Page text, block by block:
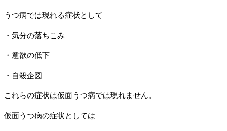
うつ病では現れる症状として
・気分の落ちこみ
・意欲の低下
・自殺企図
これらの症状は仮面うつ病では現れません。
仮面うつ病の症状としては